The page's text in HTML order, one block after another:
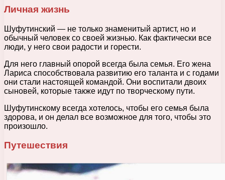
Личная жизнь
Шуфутинский — не только знаменитый артист, но и
обычный человек со своей жизнью. Как фактически все
люди, у него свои радости и горести.
Для него главный опорой всегда была семья. Его жена
Лариса способствовала развитию его таланта и с годами
они стали настоящей командой. Они воспитали двоих
сыновей, которые также идут по творческому пути.
Шуфутинскому всегда хотелось, чтобы его семья была
здорова, и он делал все возможное для того, чтобы это
произошло.
Путешествия